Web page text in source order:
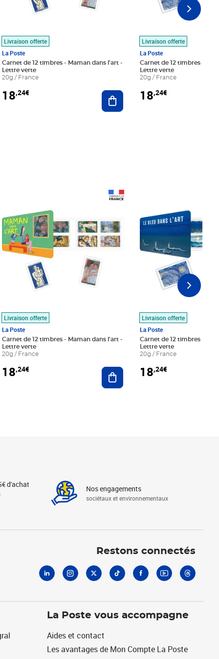
au panier
Livraison offerte
La Poste
Carnet de 12 timbres - Maman dans l'art -
Lettre verte
20g / France
18,24€ Ajouter au panier
Livraison offerte
La Poste
Carnet de 12 timbres - Le
Lettre verte
20g / France
18,24€
au panier
Livraison offerte
La Poste
Carnet de 12 timbres - Maman dans l'art -
Lettre verte
20g / France
18,24€ Ajouter au panier
Livraison offerte
La Poste
Carnet de 12 timbres - Le
Lettre verte
20g / France
18,24€
d'achat Nos engagements
sociétaux et environnementaux
Restons connectés
La Poste vous accompagne
Aides et contact
Les avantages de Mon Compte La Poste